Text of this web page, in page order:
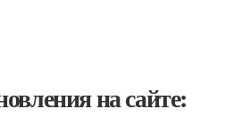
на сайте: